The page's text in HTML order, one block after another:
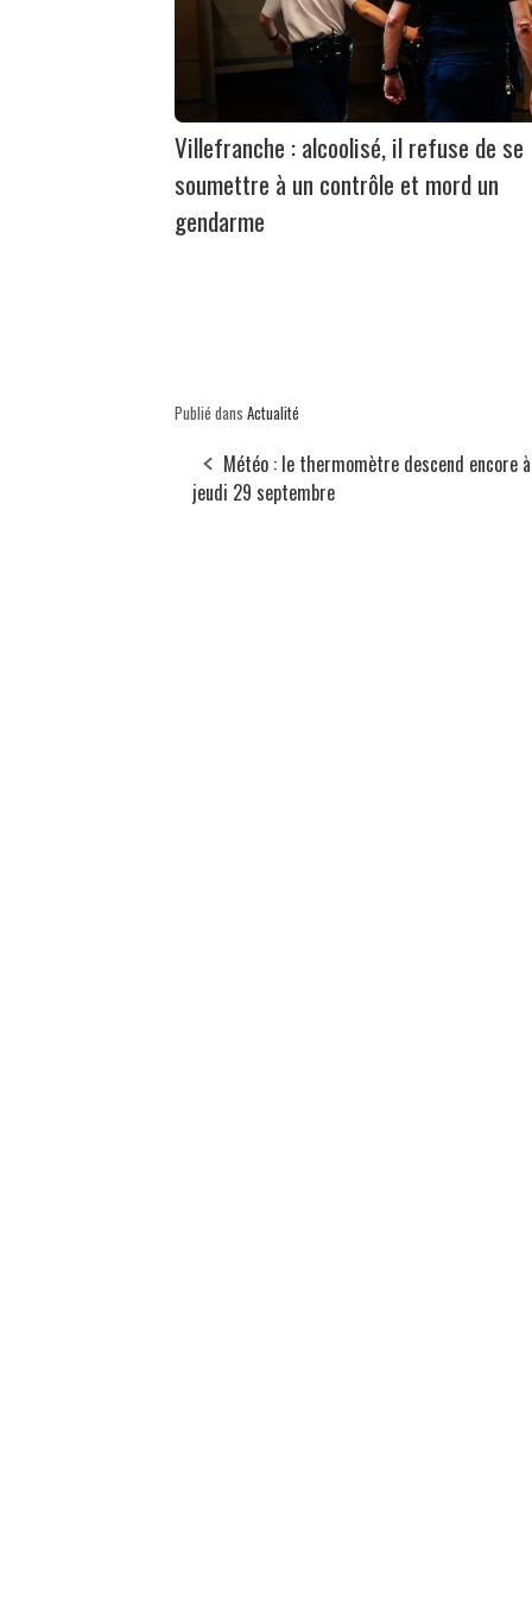
Villefranche : alcoolisé, il refuse de se
soumettre à un contrôle et mord un
gendarme
Publié dans Actualité
Météo : le thermomètre descend encore à
jeudi 29 septembre